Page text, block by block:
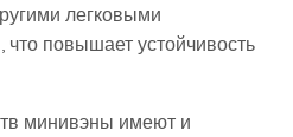
легковыми
повышает устойчивость
минивэны имеют и